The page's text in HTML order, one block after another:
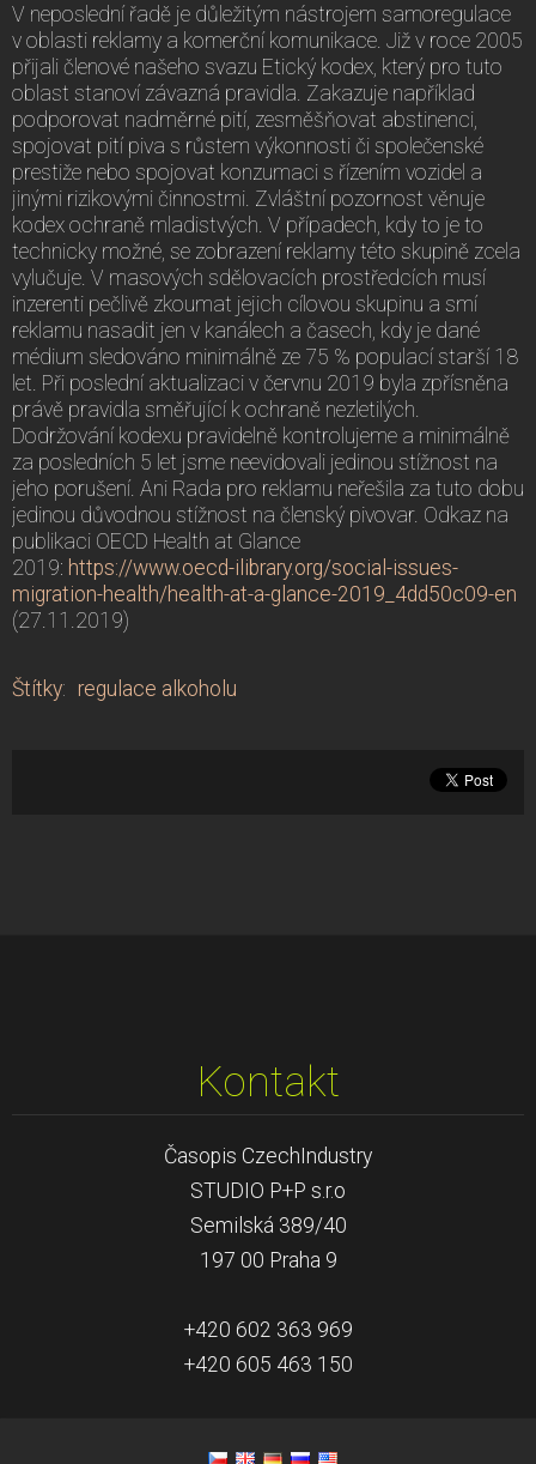
V neposlední řadě je důležitým nástrojem samoregulace
v oblasti reklamy a komerční komunikace. Již v roce 2005
přijali členové našeho svazu Etický kodex, který pro tuto
oblast stanoví závazná pravidla. Zakazuje například
podporovat nadměrné pití, zesměšňovat abstinenci,
spojovat pití piva s růstem výkonnosti či společenské
prestiže nebo spojovat konzumaci s řízením vozidel a
jinými rizikovými činnostmi. Zvláštní pozornost věnuje
kodex ochraně mladistvých. V případech, kdy to je to
technicky možné, se zobrazení reklamy této skupině zcela
vylučuje. V masových sdělovacích prostředcích musí
inzerenti pečlivě zkoumat jejich cílovou skupinu a smí
reklamu nasadit jen v kanálech a časech, kdy je dané
médium sledováno minimálně ze 75 % populací starší 18
let. Při poslední aktualizaci v červnu 2019 byla zpřísněna
právě pravidla směřující k ochraně nezletilých.
Dodržování kodexu pravidelně kontrolujeme a minimálně
za posledních 5 let jsme neevidovali jedinou stížnost na
jeho porušení. Ani Rada pro reklamu neřešila za tuto dobu
jedinou důvodnou stížnost na členský pivovar. Odkaz na
publikaci OECD Health at Glance
2019: https://www.oecd-ilibrary.org/social-issues-
migration-health/health-at-a-glance-2019_4dd50c09-en
(27.11.2019)
Štítky: regulace alkoholu
Kontakt
Časopis CzechIndustry
STUDIO P+P s.r.o
Semilská 389/40
197 00 Praha 9
+420 602 363 969
+420 605 463 150